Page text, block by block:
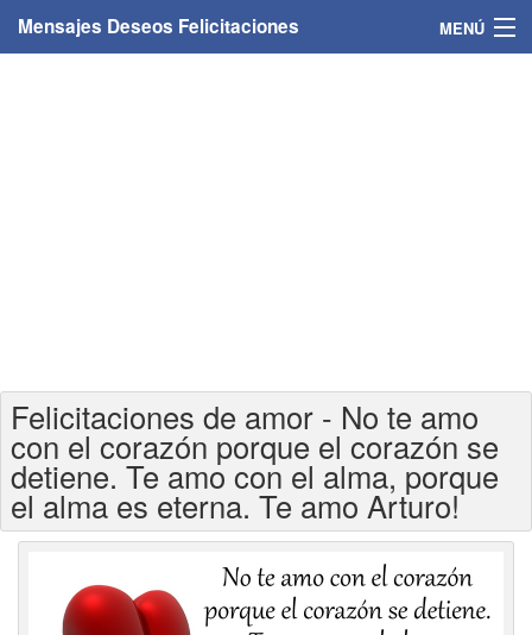
Mensajes Deseos Felicitaciones MENÚ
Felicitaciones para años
Felicitaciones días de la semana
Felicitaciones días del año
Felicitaciones musicales
Felicitaciones de amor - No te amo
con el corazón porque el corazón se
detiene. Te amo con el alma, porque
el alma es eterna. Te amo Arturo!